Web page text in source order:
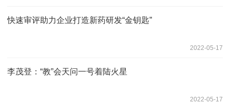
快速审评助力企业打造新药研发“金钥匙”
2022-05-17
李茂登：“教”会天问一号着陆火星
2022-05-17